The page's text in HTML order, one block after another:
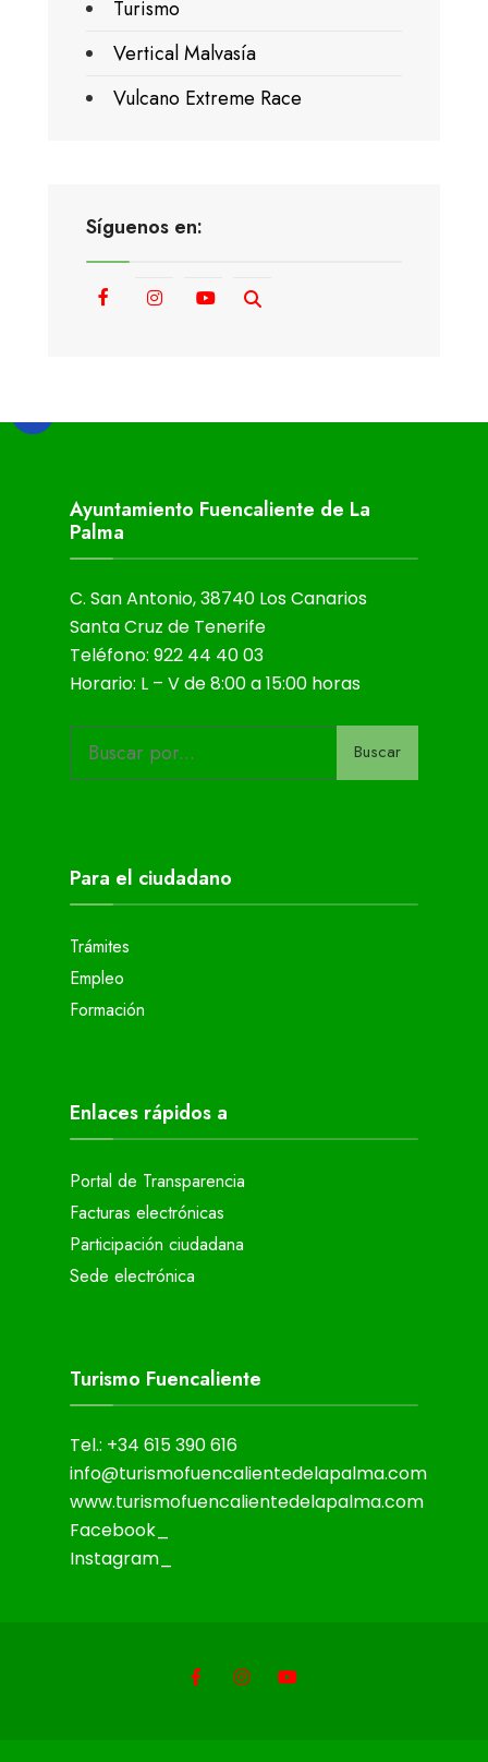
Turismo
Vertical Malvasía
Vulcano Extreme Race
Síguenos en:
Ayuntamiento Fuencaliente de La
Palma
C. San Antonio, 38740 Los Canarios
Santa Cruz de Tenerife
Teléfono: 922 44 40 03
Horario: L – V de 8:00 a 15:00 horas
Buscar
Para el ciudadano
Trámites
Empleo
Formación
Enlaces rápidos a
Portal de Transparencia
Facturas electrónicas
Participación ciudadana
Sede electrónica
Turismo Fuencaliente
Tel.: +34 615 390 616
info@turismofuencalientedelapalma.com
www.turismofuencalientedelapalma.com
Facebook_
Instagram_